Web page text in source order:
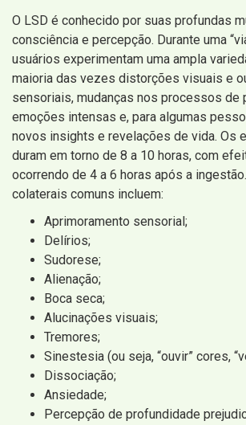
O LSD é conhecido por suas profundas
consciência e percepção. Durante uma
usuários experimentam uma ampla
maioria das vezes distorções visuais e
sensoriais, mudanças nos processos de
emoções intensas e, para algumas
novos insights e revelações de vida. Os
duram em torno de 8 a 10 horas, com
ocorrendo de 4 a 6 horas após a
colaterais comuns incluem:
Aprimoramento sensorial;
Delírios;
Sudorese;
Alienação;
Boca seca;
Alucinações visuais;
Tremores;
Sinestesia (ou seja, “ouvir” cores,
Dissociação;
Ansiedade;
Percepção de profundidade